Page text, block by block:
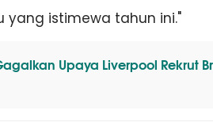
yang istimewa tahun ini."
Upaya Liverpool Rekrut